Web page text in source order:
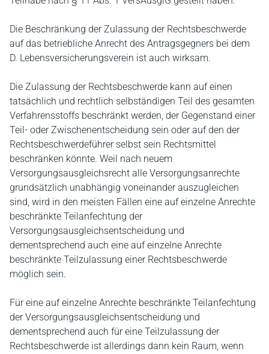
Die Beschränkung der Zulassung der Rechtsbeschwerde
auf das betriebliche Anrecht des Antragsgegners bei dem
D. Lebensversicherungsverein ist auch wirksam.
Die Zulassung der Rechtsbeschwerde kann auf einen
tatsächlich und rechtlich selbständigen Teil des gesamten
Verfahrensstoffs beschränkt werden, der Gegenstand einer
Teil- oder Zwischenentscheidung sein oder auf den der
Rechtsbeschwerdeführer selbst sein Rechtsmittel
beschränken könnte. Weil nach neuem
Versorgungsausgleichsrecht alle Versorgungsanrechte
grundsätzlich unabhängig voneinander auszugleichen
sind, wird in den meisten Fällen eine auf einzelne Anrechte
beschränkte Teilanfechtung der
Versorgungsausgleichsentscheidung und
dementsprechend auch eine auf einzelne Anrechte
beschränkte Teilzulassung einer Rechtsbeschwerde
möglich sein.
Für eine auf einzelne Anrechte beschränkte Teilanfechtung
der Versorgungsausgleichsentscheidung und
dementsprechend auch für eine Teilzulassung der
Rechtsbeschwerde ist allerdings dann kein Raum, wenn